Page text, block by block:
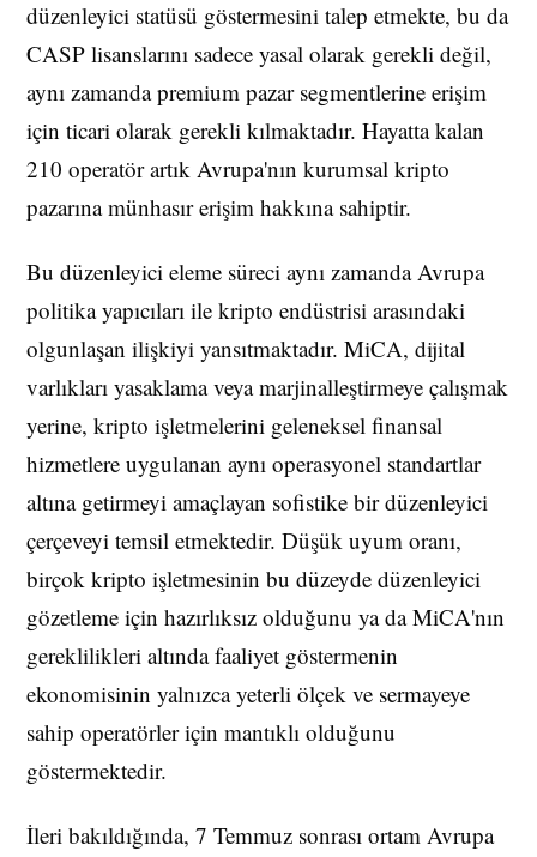
düzenleyici statüsü göstermesini talep etmekte, bu da
CASP lisanslarını sadece yasal olarak gerekli değil,
aynı zamanda premium pazar segmentlerine erişim
için ticari olarak gerekli kılmaktadır. Hayatta kalan
210 operatör artık Avrupa'nın kurumsal kripto
pazarına münhasır erişim hakkına sahiptir.
Bu düzenleyici eleme süreci aynı zamanda Avrupa
politika yapıcıları ile kripto endüstrisi arasındaki
olgunlaşan ilişkiyi yansıtmaktadır. MiCA, dijital
varlıkları yasaklama veya marjinalleştirmeye çalışmak
yerine, kripto işletmelerini geleneksel finansal
hizmetlere uygulanan aynı operasyonel standartlar
altına getirmeyi amaçlayan sofistike bir düzenleyici
çerçeveyi temsil etmektedir. Düşük uyum oranı,
birçok kripto işletmesinin bu düzeyde düzenleyici
gözetleme için hazırlıksız olduğunu ya da MiCA'nın
gereklilikleri altında faaliyet göstermenin
ekonomisinin yalnızca yeterli ölçek ve sermayeye
sahip operatörler için mantıklı olduğunu
göstermektedir.
İleri bakıldığında, 7 Temmuz sonrası ortam Avrupa